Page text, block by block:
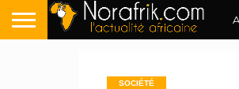
SOCIÉTÉ